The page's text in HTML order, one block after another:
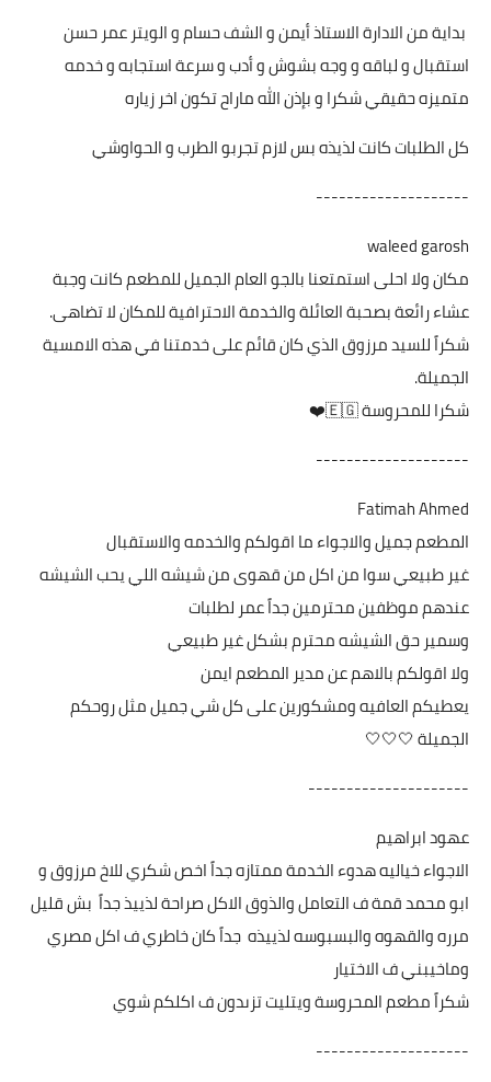
‏ بداية من الادارة الاستاذ أيمن و الشف حسام و الويتر عمر حسن
استقبال و لباقه و وجه بشوش و أدب و سرعة استجابه و خدمه
متميزه حقيقي شكرا و بإذن الله ماراح تكون اخر زياره
كل الطلبات كانت لذيذه بس لازم تجربو الطرب و الحواوشي
--------------------
waleed garosh
مكان ولا احلى استمتعنا بالجو العام الجميل للمطعم كانت وجبة
عشاء رائعة بصحبة العائلة والخدمة الاحترافية للمكان لا تضاهى.
شكراً للسيد مرزوق الذي كان قائم على خدمتنا في هذه الامسية
الجميلة.
شكرا للمحروسة 🇪🇬❤️
--------------------
Fatimah Ahmed
المطعم جميل والاجواء ما اقولكم والخدمه والاستقبال
غير طبيعي سوا من اكل من قهوى من شيشه اللي يحب الشيشه
عندهم موظفين محترمين جداً عمر لطلبات
وسمير حق الشيشه محترم بشكل غير طبيعي
ولا اقولكم بالاهم عن مدير المطعم ايمن
يعطيكم العافيه ومشكورين على كل شي جميل مثل روحكم
الجميلة 🤍🤍🤍
---------------------
عهود ابراهيم
الاجواء خياليه هدوء الخدمة ممتازه جداً اخص شكري للاخ مرزوق و
ابو محمد قمة ف التعامل والذوق الاكل صراحة لذييذ جداً بش قليل
مرره والقهوه والبسبوسه لذييذه جداً كان خاطري ف اكل مصري
وماخيبني ف الاختيار
شكراً مطعم المحروسة ويتليت تزىدون ف اكلكم شوي
--------------------